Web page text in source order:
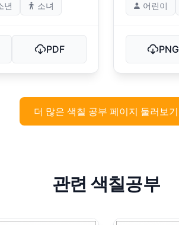
년 소녀
PDF
어린이
PNG
더 많은 색칠 공부 페이지 둘러보기
관련 색칠공부